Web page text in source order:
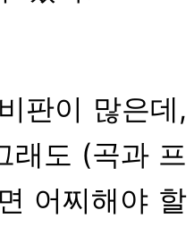
판이 많은데,
래도 (곡과 프
어찌해야 할